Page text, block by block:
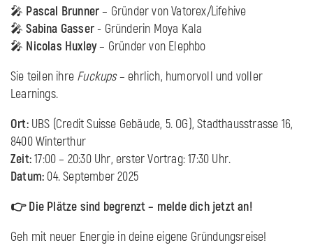
🎤 Pascal Brunner– Gründer von Vatorex/Lifehive
🎤Sabina Gasser- Gründerin Moya Kala
🎤 Nicolas Huxley– Gründer von Elephbo
Sie teilen ihre Fuckups– ehrlich, humorvoll und voller
Learnings.
Ort:UBS (Credit Suisse Gebäude, 5. OG), Stadthausstrasse 16,
8400 Winterthur
Zeit:17:00 – 20:30 Uhr, erster Vortrag: 17:30 Uhr.
Datum: 04. September 2025
👉 Die Plätze sind begrenzt – melde dich jetzt an!
Geh mit neuer Energie in deine eigene Gründungsreise!